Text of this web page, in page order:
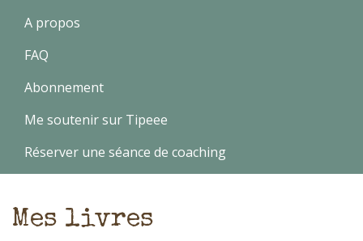
A propos
FAQ
Abonnement
Me soutenir sur Tipeee
Réserver une séance de coaching
Mes livres